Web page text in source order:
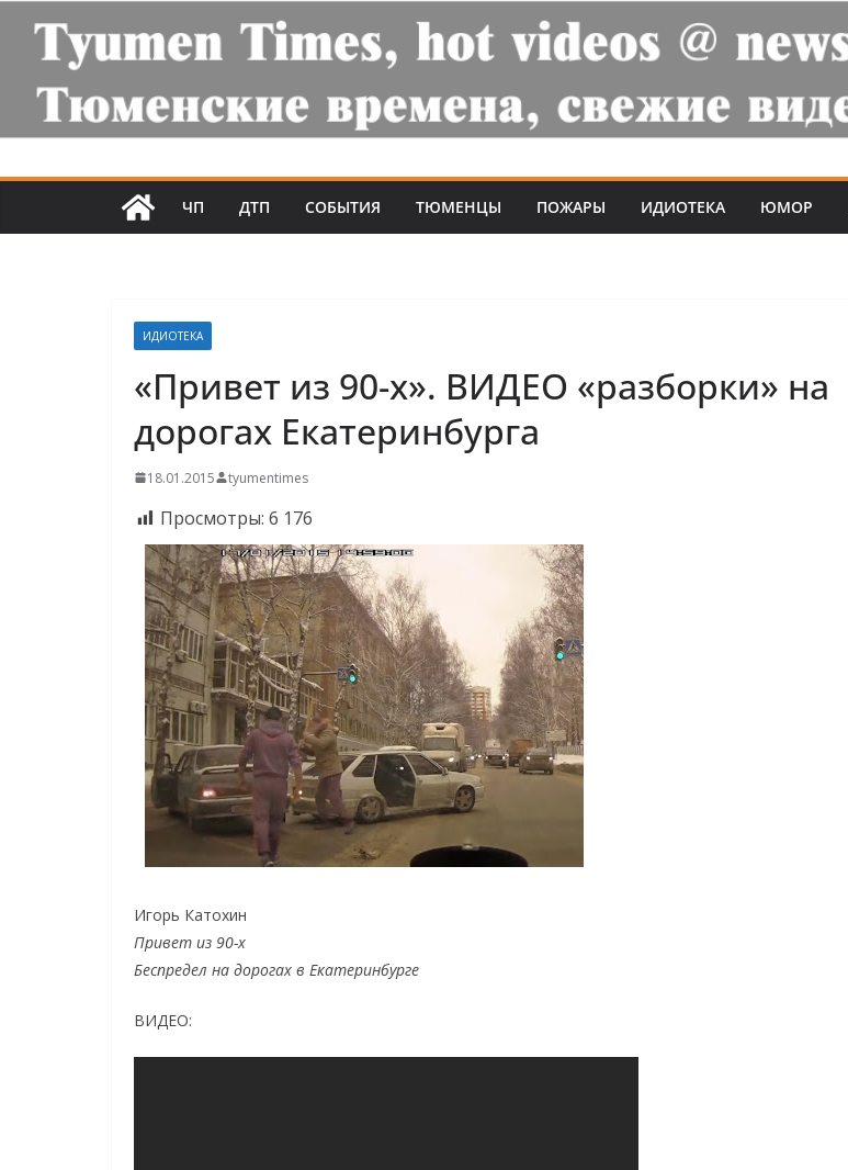
ЧП ДТП СОБЫТИЯ ТЮМЕНЦЫ ПОЖАРЫ ИДИОТЕКА ЮМОР
ИДИОТЕКА
«Привет из 90-х». ВИДЕО «разборки» на
дорогах Екатеринбурга
18.01.2015 tyumentimes
Просмотры: 6 176
Игорь Катохин
Привет из 90-х
Беспредел на дорогах в Екатеринбурге
ВИДЕО: